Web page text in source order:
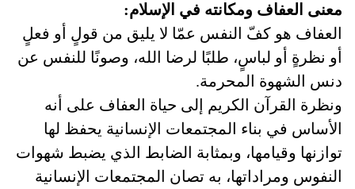
معنى العفاف ومكانته في الإسلام:
العفاف هو كفّ النفس عمّا لا يليق من قولٍ أو فعلٍ
أو نظرةٍ أو لباسٍ، طلبًا لرضا الله، وصونًا للنفس عن
دنس الشهوة المحرمة.
ونظرة القرآن الكريم إلى حياة العفاف على أنه
الأساس في بناء المجتمعات الإنسانية يحفظ لها
توازنها وقيامها، وبمثابة الضابط الذي يضبط شهوات
النفوس ومراداتها، به تصان المجتمعات الإنسانية